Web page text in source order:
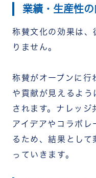
業績・生産性の
称賛文化の効果は、
りません。
称賛がオープンに行
や貢献が見えるよ
されます。ナレッジ
アイデアやコラボレ
るため、結果とし
っていきます。